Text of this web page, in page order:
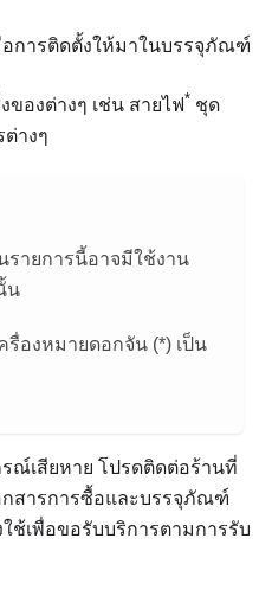
การติดตั้งให้มาในบรรจุภัณฑ์
องต่างๆ เช่น สายไฟ* ชุด
างๆ
ายการนี้อาจมีใช้งาน
น
รื่องหมายดอกจัน (*) เป็น
เสียหาย โปรดติดต่อร้านที่
กสารการซื้อและบรรจุภัณฑ์
ช้เพื่อขอรับบริการตามการรับ